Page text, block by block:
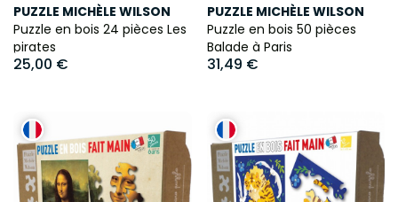
PUZZLE MICHÈLE WILSON
Puzzle en bois 24 pièces Les
pirates
25,00 €
PUZZLE MICHÈLE WILSON
Puzzle en bois 50 pièces
Balade à Paris
31,49 €